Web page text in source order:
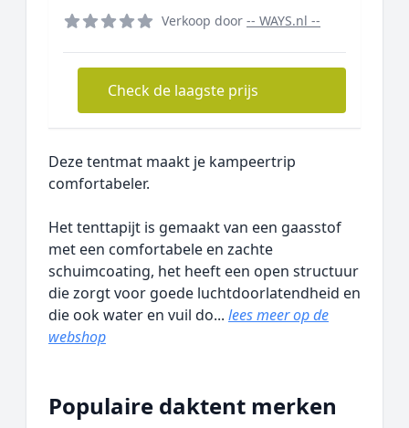
Verkoop door -- WAYS.nl --
Check de laagste prijs
Deze tentmat maakt je kampeertrip
comfortabeler.
Het tenttapijt is gemaakt van een gaasstof
met een comfortabele en zachte
schuimcoating, het heeft een open structuur
die zorgt voor goede luchtdoorlatendheid en
die ook water en vuil do... lees meer op de
webshop
Populaire daktent merken